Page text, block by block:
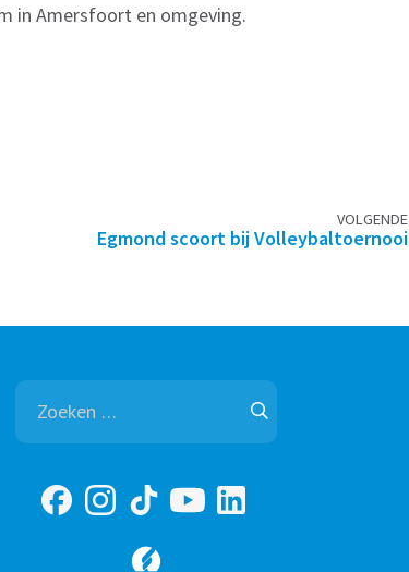
in Amersfoort en omgeving.
VOLGENDE
Egmond scoort bij Volleybaltoernooi
Zoeken
naar: